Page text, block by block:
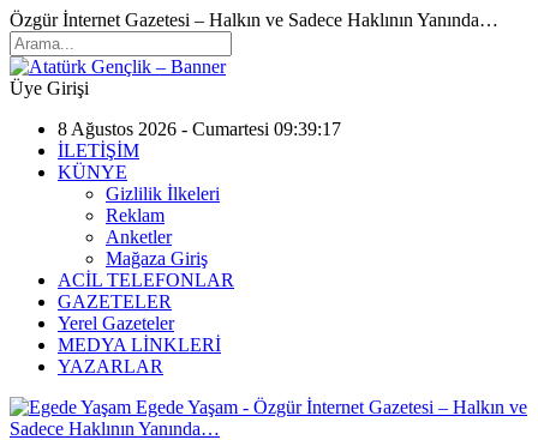
Özgür İnternet Gazetesi – Halkın ve Sadece Haklının Yanında…
Üye Girişi
8 Ağustos 2026 - Cumartesi 09:39:17
İLETİŞİM
KÜNYE
Gizlilik İlkeleri
Reklam
Anketler
Mağaza Giriş
ACİL TELEFONLAR
GAZETELER
Yerel Gazeteler
MEDYA LİNKLERİ
YAZARLAR
Egede Yaşam - Özgür İnternet Gazetesi – Halkın ve
Sadece Haklının Yanında…